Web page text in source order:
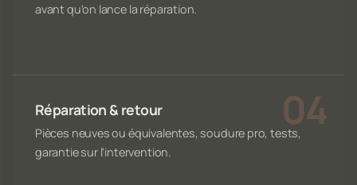
avant qu'on lance la réparation.
Réparation & retour
Pièces neuves ou équivalentes, soudure pro, tests,
garantie sur l'intervention.